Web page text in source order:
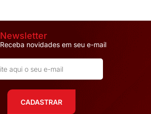
Newsletter
Receba novidades em seu e-mail
CADASTRAR